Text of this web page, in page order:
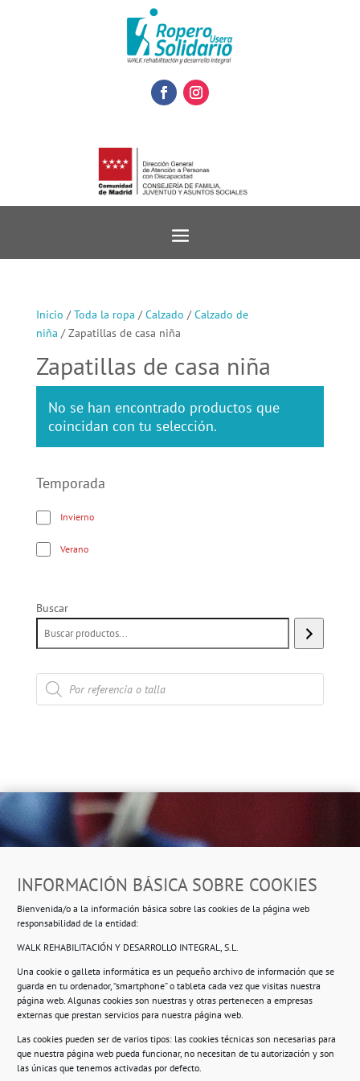
INFORMACIÓN BÁSICA SOBRE COOKIES
Bienvenida/o a la información básica sobre las cookies de la página web
responsabilidad de la entidad:
WALK REHABILITACIÓN Y DESARROLLO INTEGRAL, S.L.
Una cookie o galleta informática es un pequeño archivo de información que se
guarda en tu ordenador, “smartphone” o tableta cada vez que visitas nuestra
página web. Algunas cookies son nuestras y otras pertenecen a empresas
externas que prestan servicios para nuestra página web.
Las cookies pueden ser de varios tipos: las cookies técnicas son necesarias para
que nuestra página web pueda funcionar, no necesitan de tu autorización y son
las únicas que tenemos activadas por defecto.
Inicio /Toda la ropa /Calzado /Calzado de
niña / Zapatillas de casa niña
Zapatillas de casa niña
No se han encontrado productos que
coincidan con tu selección.
Temporada
Invierno
Verano
Buscar
Búsqueda
de
productos
Ropero Solidario de Usera
Beasáin 25-33posterior, local 3 – 28041 Madrid
Información
Compromiso con la protección de datos